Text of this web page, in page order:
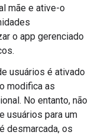
mãe e ative-o
o app gerenciado
usuários é ativado
modifica as
No entanto, não
usuários para um
é desmarcada, os